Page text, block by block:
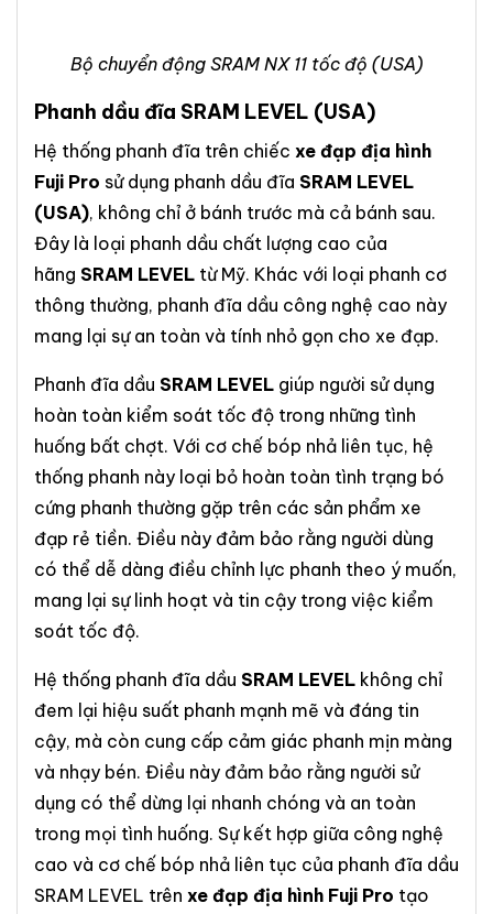
Bộ chuyển động SRAM NX 11 tốc độ (USA)
Phanh dầu đĩa SRAM LEVEL (USA)
Hệ thống phanh đĩa trên chiếc xe đạp địa hình
Fuji Pro sử dụng phanh dầu đĩa SRAM LEVEL
(USA), không chỉ ở bánh trước mà cả bánh sau.
Đây là loại phanh dầu chất lượng cao của
hãng SRAM LEVEL từ Mỹ. Khác với loại phanh cơ
thông thường, phanh đĩa dầu công nghệ cao này
mang lại sự an toàn và tính nhỏ gọn cho xe đạp.
Phanh đĩa dầu SRAM LEVEL giúp người sử dụng
hoàn toàn kiểm soát tốc độ trong những tình
huống bất chợt. Với cơ chế bóp nhả liên tục, hệ
thống phanh này loại bỏ hoàn toàn tình trạng bó
cứng phanh thường gặp trên các sản phẩm xe
đạp rẻ tiền. Điều này đảm bảo rằng người dùng
có thể dễ dàng điều chỉnh lực phanh theo ý muốn,
mang lại sự linh hoạt và tin cậy trong việc kiểm
soát tốc độ.
Hệ thống phanh đĩa dầu SRAM LEVEL không chỉ
đem lại hiệu suất phanh mạnh mẽ và đáng tin
cậy, mà còn cung cấp cảm giác phanh mịn màng
và nhạy bén. Điều này đảm bảo rằng người sử
dụng có thể dừng lại nhanh chóng và an toàn
trong mọi tình huống. Sự kết hợp giữa công nghệ
cao và cơ chế bóp nhả liên tục của phanh đĩa dầu
SRAM LEVEL trên xe đạp địa hình Fuji Pro tạo